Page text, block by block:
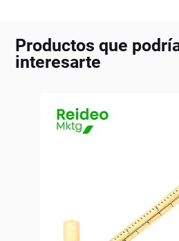
Productos que
interesarte